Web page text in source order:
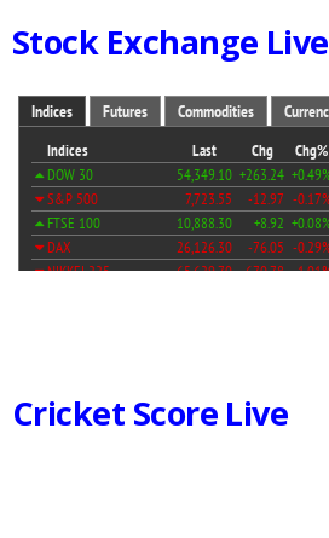
Stock Exchange Live
Cricket Score Live